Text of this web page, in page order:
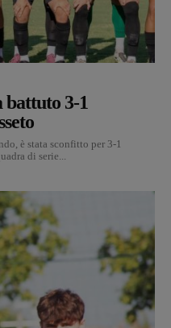
3-1
è stata sconfitto per 3-1
di serie...